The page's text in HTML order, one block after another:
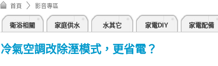
首頁 影音專區
衛浴相關 家庭供水 水其它 家電DIY 家電配備
冷氣空調改除溼模式，更省電？